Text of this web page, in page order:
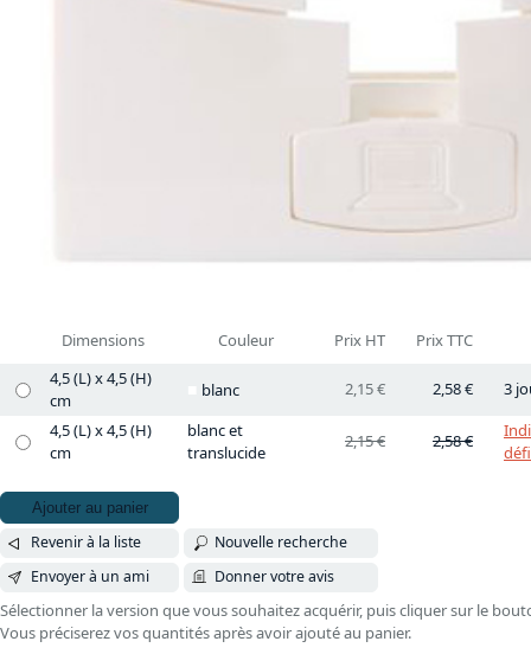
Dimensions Couleur Prix HT
Prix TTC
4,5 (L) x 4,5 (H)
cm
blanc 2,15 € 2,58 €
3
4,5 (L) x 4,5 (H)
cm
blanc et
translucide
2,15 € 2,58 €
Ajouter au panier
Revenir à la liste
Nouvelle recherche
Envoyer à un ami
Donner votre avis
Sélectionner la version que vous souhaitez acquérir, puis cliquer sur le
Vous préciserez vos quantités après avoir ajouté au panier.